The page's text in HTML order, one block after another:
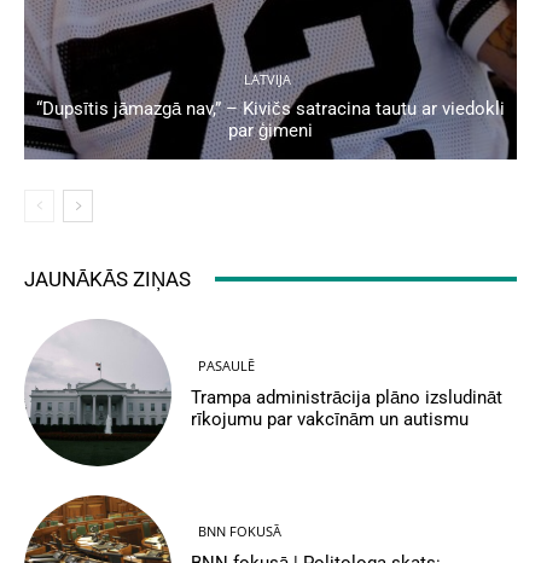
LATVIJA
“Dupsītis jāmazgā nav,” – Kivičs satracina tautu ar viedokli
par ģimeni
JAUNĀKĀS ZIŅAS
PASAULĒ
Trampa administrācija plāno izsludināt
rīkojumu par vakcīnām un autismu
BNN FOKUSĀ